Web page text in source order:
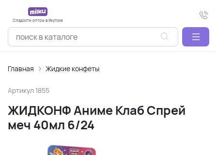
Сладости оптом в Якутске
Главная Жидкие конфеты
Артикул 1855
ЖИДКОНФ Аниме Клаб Спрей
меч 40мл 6/24